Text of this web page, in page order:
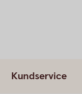
Kundservice